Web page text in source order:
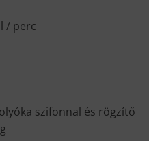
/ perc
szifonnal és rögzítő